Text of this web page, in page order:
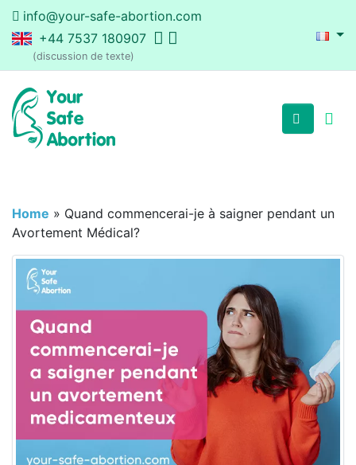
info@your-safe-abortion.com
+44 7537 180907
(discussion de texte)
Home » Quand commencerai-je à saigner pendant un
Avortement Médical?